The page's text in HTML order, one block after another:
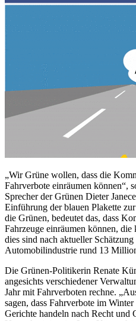
„Wir Grüne wollen, dass die
Fahrverbote einräumen können“,
Sprecher der Grünen Dieter
Einführung der blauen Plakette
die Grünen, bedeutet das, dass
Fahrzeuge einräumen können,
dies sind nach aktueller Schätzung
Automobilindustrie rund 13
Die Grünen-Politikerin Renate
angesichts verschiedener
Jahr mit Fahrverboten rechne.
sagen, dass Fahrverbote im
Gerichte handeln nach Recht und